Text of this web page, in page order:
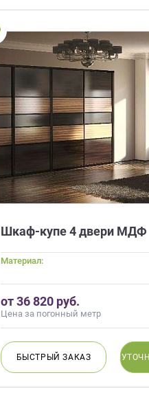
Шкаф-купе 4 двери МДФ
Материал:
от 36 820 руб.
Цена за погонный метр
БЫСТРЫЙЗАКАЗ